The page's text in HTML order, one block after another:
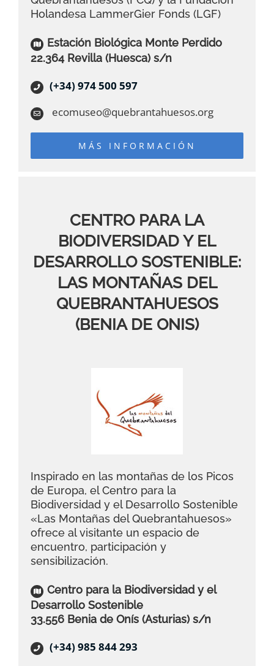
Holandesa LammerGier Fonds (LGF)
Estación Biológica Monte Perdido
22.364 Revilla (Huesca) s/n
(+34) 974 500 597
ecomuseo@quebrantahuesos.org
MÁS INFORMACIÓN
CENTRO PARA LA
BIODIVERSIDAD Y EL
DESARROLLO SOSTENIBLE:
LAS MONTAÑAS DEL
QUEBRANTAHUESOS
(BENIA DE ONIS)
Inspirado en las montañas de los Picos
de Europa, el Centro para la
Biodiversidad y el Desarrollo Sostenible
«Las Montañas del Quebrantahuesos»
ofrece al visitante un espacio de
encuentro, participación y
sensibilización.
Centro para la Biodiversidad y el
Desarrollo Sostenible
33.556 Benia de Onís (Asturias) s/n
(+34) 985 844 293